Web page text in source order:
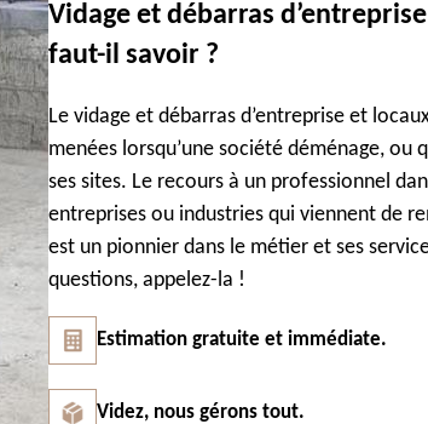
Vidage et débarras
faut-il savoir ?
Le vidage et débarras d’entreprise et
menées lorsqu’une société déménage,
ses sites. Le recours à un professionnel
entreprises ou industries qui viennent de
est un pionnier dans le métier et ses
questions, appelez-la !
Estimation gratuite et immédiate.
Videz, nous gérons tout.